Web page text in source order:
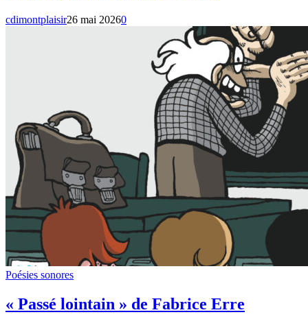
cdimontplaisir26 mai 20260
Poésies sonores
« Passé lointain » de Fabrice Erre